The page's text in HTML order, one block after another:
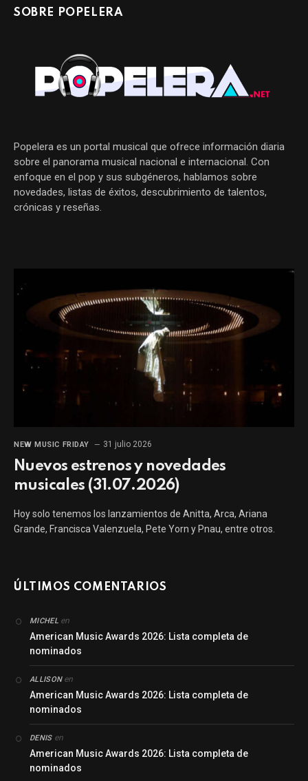
SOBRE POPELERA
Popelera es un portal musical que ofrece información diaria
sobre el panorama musical nacional e internacional. Con
enfoque en el pop y sus subgéneros, hablamos sobre
novedades, listas de éxitos, descubrimiento de talentos,
crónicas y reseñas.
NEW MUSIC FRIDAY 31 julio 2026
Nuevos estrenos y novedades
musicales (31.07.2026)
Hoy solo tenemos los lanzamientos de Anitta, Arca, Ariana
Grande, Francisca Valenzuela, Pete Yorn y Pnau, entre otros.
ÚLTIMOS COMENTARIOS
MICHEL en
American Music Awards 2026: Lista completa de
nominados
ALLISONen
American Music Awards 2026: Lista completa de
nominados
DENISen
American Music Awards 2026: Lista completa de
nominados